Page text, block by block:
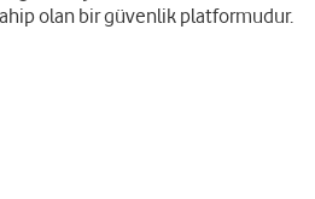
olan bir güvenlik platformudur.